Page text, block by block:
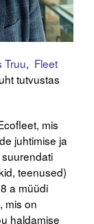
Truu, Fleet
tutvustas
mis
juhtimise ja
teenused)
a müüdi
mis on
haldamise